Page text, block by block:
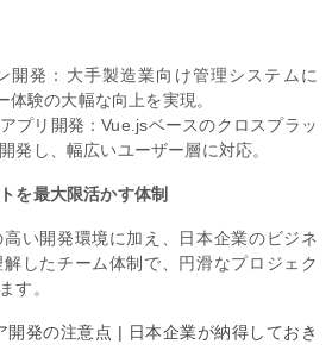
開発：大手製造業向け管理システムに
験の大幅な向上を実現。
プリ開発：Vue.jsベースのクロスプラッ
発し、幅広いユーザー層に対応。
を最大限活かす体制
い開発環境に加え、日本企業のビジネ
したチーム体制で、円滑なプロジェク
す。
開発の注意点 | 日本企業が納得しておき